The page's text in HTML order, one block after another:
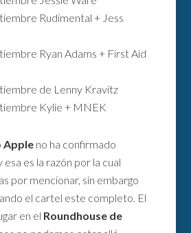
Rudimental + Jess
Ryan Adams + First Aid
de Lenny Kravitz
Kylie + MNEK
Apple no ha confirmado
esa es la razón por la cual
por mencionar, sin embargo
el cartel este completo. El
en el Roundhouse de